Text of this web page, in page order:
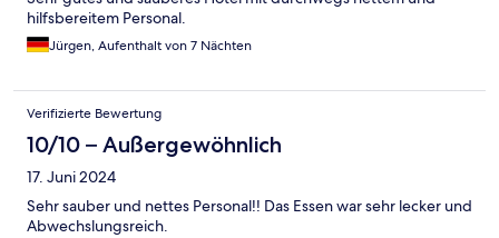
hilfsbereitem Personal.
Jürgen, Aufenthalt von 7 Nächten
Verifizierte Bewertung
10/10 – Außergewöhnlich
17. Juni 2024
Sehr sauber und nettes Personal!! Das Essen war sehr lecker und
Abwechslungsreich.